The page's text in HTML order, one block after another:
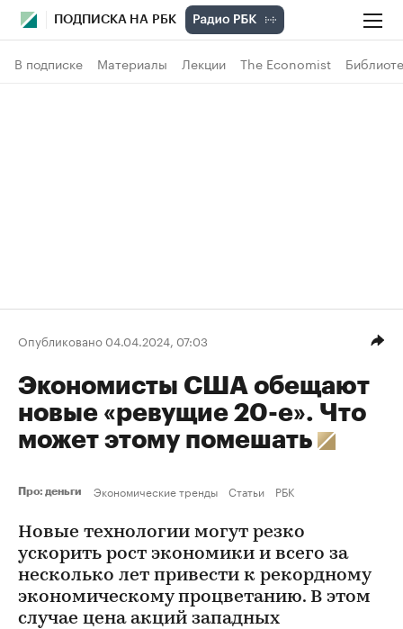
ПОДПИСКА НА РБК
В подписке Материалы Лекции The Economist
Опубликовано 04.04.2024, 07:03
Экономисты США обещают
новые «ревущие 20-е». Что
может этому помешать
Про: деньги Экономические тренды Статьи РБК
Новые технологии могут резко
ускорить рост экономики и всего за
несколько лет привести к рекордному
экономическому процветанию. В этом
случае цена акций западных